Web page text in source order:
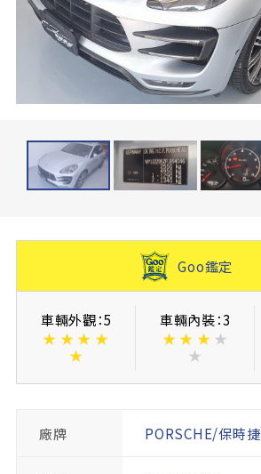
Goo鑑定
車輛外觀：5
★ ★ ★ ★
★
車輛內裝：3
★ ★ ★ ★
★
廠牌 PORSCHE/保時捷